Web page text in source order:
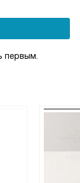
первым.